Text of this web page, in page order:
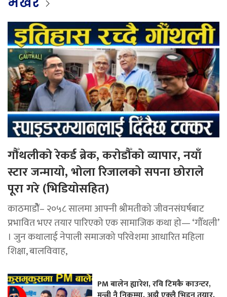
गौँथलीको रेकर्ड ब्रेक, करोडौँको व्यापार, नयाँ
स्टार जन्मायो, भोला रिजालको सपना छोराले
पूरा गरे (भिडियोसहित)
काठमाडोैं– २०५८ सालमा आफ्नी श्रीमतीको जीवनसंघर्षबाट
प्रभावित भएर तयार पारिएको एक सामाजिक कथा हो— ‘गौँथली’
। जुन कथालाई नेपाली समाजको परिवेशमा आधारित महिला
शिक्षा, बालविवाह,
PM बालेन ह्यारेश, रवि टिमकै काउन्टर,